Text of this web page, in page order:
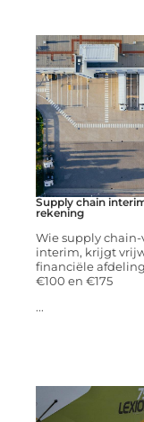
Supply chain
rekening
Wie supply
interim, krijgt
financiële
€100 en €175
...